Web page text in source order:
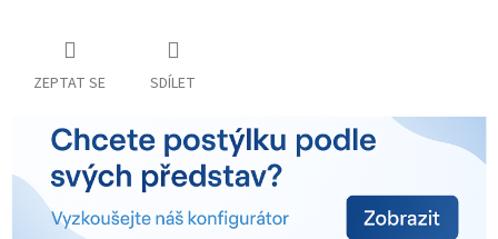
ZEPTAT SE SDÍLET